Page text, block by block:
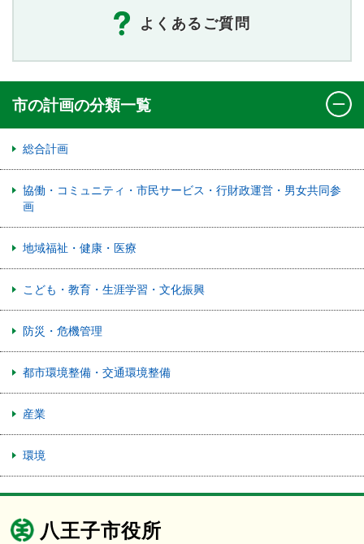
よくあるご質問
市の計画の分類一覧
総合計画
協働・コミュニティ・市民サービス・行財政運営・男女共同参
画
地域福祉・健康・医療
こども・教育・生涯学習・文化振興
防災・危機管理
都市環境整備・交通環境整備
産業
環境
八王子市役所